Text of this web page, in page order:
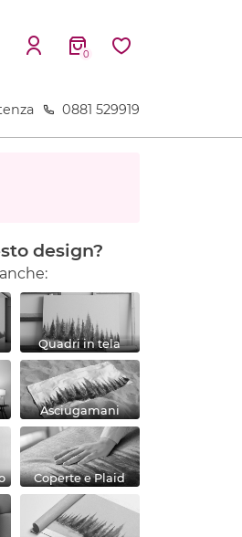
0
0881 529919
design?
Quadri in tela
Asciugamani
Coperte e Plaid